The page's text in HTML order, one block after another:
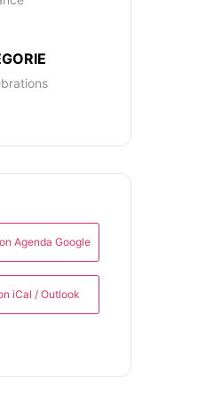
Agenda Google
iCal / Outlook